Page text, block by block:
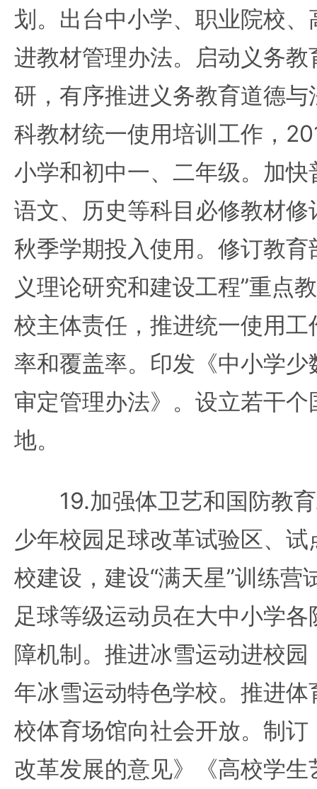
划。出台中小学、职业院校
进教材管理办法。启动义务
研，有序推进义务教育道德
科教材统一使用培训工作，
小学和初中一、二年级。加
语文、历史等科目必修教材
秋季学期投入使用。修订教育
义理论研究和建设工程”重点
校主体责任，推进统一使用
率和覆盖率。印发《中小学
审定管理办法》。设立若干
地。
19.加强体卫艺和国防教育
少年校园足球改革试验区、
校建设，建设“满天星”训练营
足球等级运动员在大中小学
障机制。推进冰雪运动进校
年冰雪运动特色学校。推进
校体育场馆向社会开放。制
改革发展的意见》《高校学